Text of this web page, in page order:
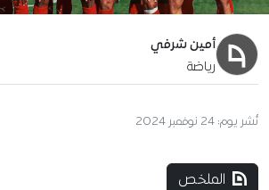
أمين شرفي
رياضة
نُشر يوم: 24 نوفمبر 2024
الملخص